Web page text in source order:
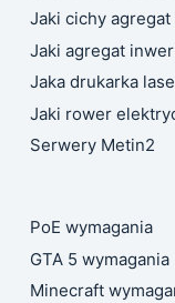
Jaki cichy
Jaki agregat
Jaka drukarka
Jaki rower
Serwery Metin2
PoE wymagania
GTA 5 wymagania
Minecraft